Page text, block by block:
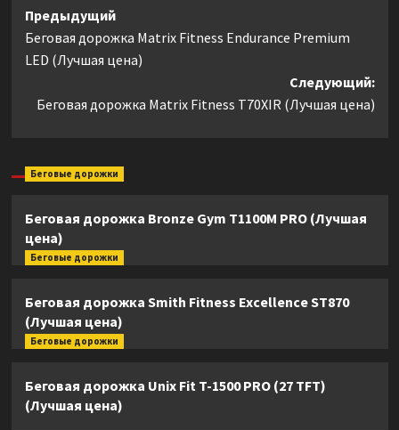
Навигация
записи
Предыдущий
Беговая дорожка Matrix Fitness Endurance Premium
LED (Лучшая цена)
Следующий:
Беговая дорожка Matrix Fitness T70XIR (Лучшая цена)
Беговые дорожки
Беговая дорожка Bronze Gym T1100M PRO (Лучшая
цена)
Беговые дорожки
Беговая дорожка Smith Fitness Excellence ST870
(Лучшая цена)
Беговые дорожки
Беговая дорожка Unix Fit T-1500 PRO (27 TFT)
(Лучшая цена)